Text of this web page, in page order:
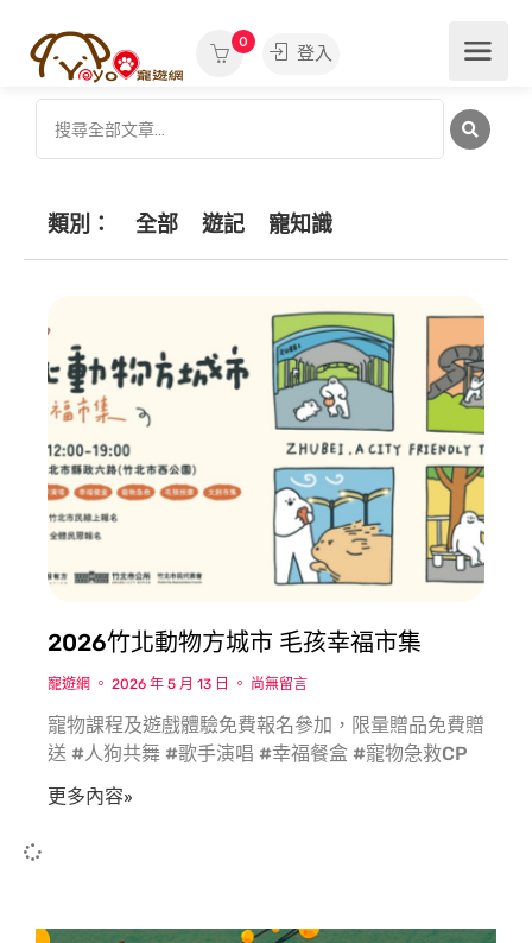
0
登入
類別： 全部 遊記 寵知識
2026竹北動物方城市 毛孩幸福市集
寵遊網 2026 年 5 月 13 日 尚無留言
寵物課程及遊戲體驗免費報名參加，限量贈品免費贈
送 #人狗共舞 #歌手演唱 #幸福餐盒 #寵物急救CP
更多內容»